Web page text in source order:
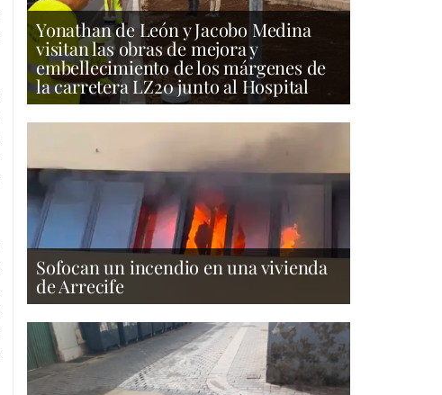
Yonathan de León y Jacobo Medina
visitan las obras de mejora y
embellecimiento de los márgenes de
la carretera LZ20 junto al Hospital
Sofocan un incendio en una vivienda
de Arrecife